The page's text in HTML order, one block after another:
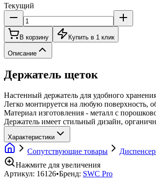
Текущий
В корзину Купить в 1 клик
Описание
Держатель щеток
Настенный держатель для удобного
Легко монтируется на любую поверхность,
Материал изготовления - металл с
Держатель имеет стильный дизайн,
Характеристики
Сопутствующие товары
Нажмите для увеличения
Артикул: 16126•Бренд: SWC Pro